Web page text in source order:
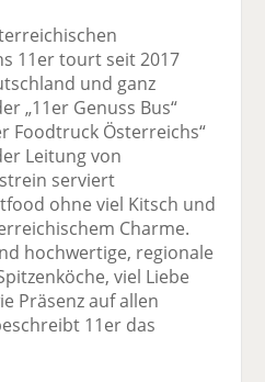
11er tourt seit 2017
und ganz
„11er Genuss Bus“
Foodtruck Österreichs“
Leitung von
serviert
ohne viel Kitsch und
Charme.
hochwertige, regionale
viel Liebe
Präsenz auf allen
11er das